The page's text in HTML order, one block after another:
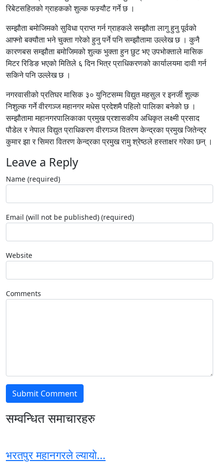
रिबेटसहितको ग्राहकको शुल्क फस्र्यौट गर्ने छ ।
सम्झौता बमोजिमको सुविधा प्राप्त गर्न ग्राहकले सम्झौता लागु हुनु पूर्वको
आफ्नो बक्यौता भने चुक्ता गरेको हुनु पर्ने पनि सम्झौतामा उल्लेख छ । कुनै
कारणबस सम्झौता बमोजिमको शुल्क भुक्ता हुन छुट भए उपभोक्ताले मासिक
मिटर रिडिङ भएको मितिले ६ दिन भित्र प्राधिकरणको कार्यालयमा दावी गर्न
सकिने पनि उल्लेख छ ।
नगरवासीको प्रतिघर मासिक ३० युनिटसम्म विद्युत महसुल र इनर्जी शुल्क
निशुल्क गर्ने वीरगञ्ज महानगर मधेस प्रदेशमै पहिलो पालिका बनेको छ ।
सम्झौतामा महानगरपालिकाका प्रमुख प्रशासकीय अधिकृत लक्ष्मी प्रसाद
पौडेल र नेपाल विद्युत प्राधिकरण वीरगञ्ज वितरण केन्द्रका प्रमुख जितेन्द्र
कुमार झा र सिमरा वितरण केन्द्रका प्रमुख रामु श्रेष्ठले हस्ताक्षर गरेका छन् ।
Leave a Reply
Name (required)
Email (will not be published) (required)
Website
Comments
सम्वन्धित समाचारहरु
भरतपुर महानगरले ल्यायाे...